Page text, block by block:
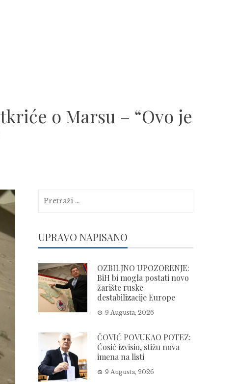
o Marsu – “Ovo je
UPRAVO NAPISANO
OZBILJNO UPOZORENJE:
BiH bi mogla postati novo
žarište ruske
destabilizacije Europe
9 Augusta, 2026
ČOVIĆ POVUKAO POTEZ:
Ćosić izvisio, stižu nova
imena na listi
9 Augusta, 2026